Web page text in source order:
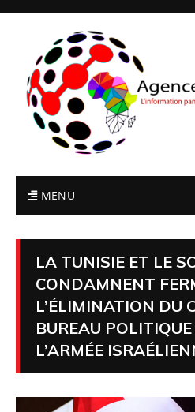
MENU
LA TUNISIE ET LE
CONDAMNENT
L’ÉLIMINATION DU
BUREAU
L’ARMÉE